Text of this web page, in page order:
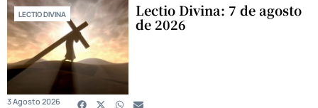
LECTIO DIVINA Lectio Divina: 7 de agosto
de 2026
3 Agosto 2026